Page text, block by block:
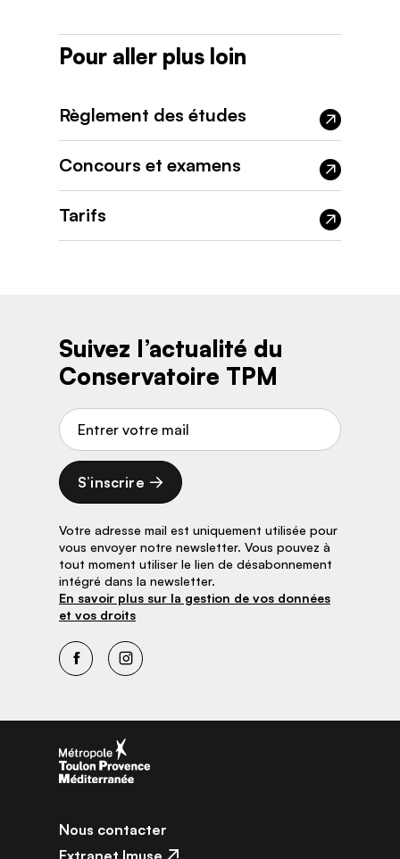
Pour aller plus loin
Règlement des études
Concours et examens
Tarifs
Suivez l’actualité du
Conservatoire TPM
Adresse de courriel
S’inscrire
Votre adresse mail est uniquement utilisée pour
vous envoyer notre newsletter. Vous pouvez à
tout moment utiliser le lien de désabonnement
intégré dans la newsletter.
En savoir plus sur la gestion de vos données
et vos droits
FacebookInstagram
Nous contacter
Extranet Imuse